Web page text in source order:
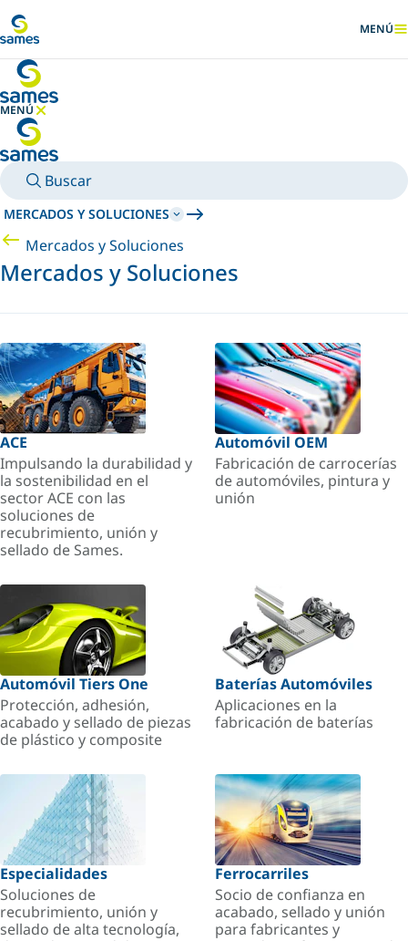
MENÚ
MENÚ
OCULTAR MENÚ
Buscar
MERCADOS Y SOLUCIONES
Mercados y Soluciones
Mercados y Soluciones
ACE
Impulsando la durabilidad y
la sostenibilidad en el
sector ACE con las
soluciones de
recubrimiento, unión y
sellado de Sames.
Automóvil OEM
Fabricación de carrocerías
de automóviles, pintura y
unión
Automóvil Tiers One
Protección, adhesión,
acabado y sellado de piezas
de plástico y composite
Baterías Automóviles
Aplicaciones en la
fabricación de baterías
Especialidades
Soluciones de
recubrimiento, unión y
sellado de alta tecnología,
Ferrocarriles
Socio de confianza en
acabado, sellado y unión
para fabricantes y